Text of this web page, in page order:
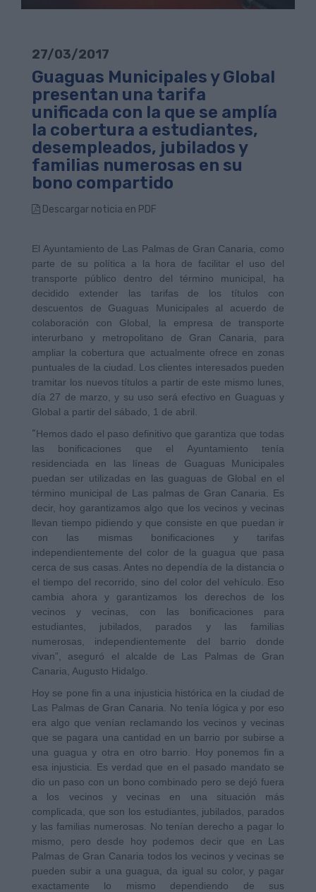
27/03/2017
Guaguas Municipales y Global
presentan una tarifa
unificada con la que se amplía
la cobertura a estudiantes,
desempleados, jubilados y
familias numerosas en su
bono compartido
Descargar noticia en PDF
El Ayuntamiento de Las Palmas de Gran Canaria, como
parte de su política a la hora de facilitar el uso del
transporte público dentro del término municipal, ha
decidido extender las tarifas de los títulos con
descuentos de Guaguas Municipales al acuerdo de
colaboración con Global, la empresa de transporte
interurbano y metropolitano de Gran Canaria, para
ampliar la cobertura que actualmente ofrece en zonas
puntuales de la ciudad. Los clientes interesados pueden
tramitar los nuevos títulos a partir de este mismo lunes,
día 27 de marzo, y su uso será efectivo en Guaguas y
Global a partir del sábado, 1 de abril.
“Hemos dado el paso definitivo que garantiza que todas
las bonificaciones que el Ayuntamiento tenía
residenciada en las líneas de Guaguas Municipales
puedan ser utilizadas en las guaguas de Global en el
término municipal de Las palmas de Gran Canaria. Es
decir, hoy garantizamos algo que los vecinos y vecinas
llevan tiempo pidiendo y que consiste en que puedan ir
con las mismas bonificaciones y tarifas
independientemente del color de la guagua que pasa
cerca de sus casas. Antes no dependía de la distancia o
el tiempo del recorrido, sino del color del vehículo. Eso
cambia ahora y garantizamos los derechos de los
vecinos y vecinas, con las bonificaciones para
estudiantes, jubilados, parados y las familias
numerosas, independientemente del barrio donde
vivan”, aseguró el alcalde de Las Palmas de Gran
Canaria, Augusto Hidalgo.
Hoy se pone fin a una injusticia histórica en la ciudad de
Las Palmas de Gran Canaria. No tenía lógica y por eso
era algo que venían reclamando los vecinos y vecinas
que se pagara una cantidad en un barrio por subirse a
una guagua y otra en otro barrio. Hoy ponemos fin a
esa injusticia. Es verdad que en el pasado mandato se
dio un paso con un bono combinado pero se dejó fuera
a los vecinos y vecinas en una situación más
complicada, que son los estudiantes, jubilados, parados
y las familias numerosas. No tenían derecho a pagar lo
mismo, pero desde hoy podemos decir que en Las
Palmas de Gran Canaria todos los vecinos y vecinas se
pueden subir a una guagua, da igual su color, y pagar
exactamente lo mismo dependiendo de sus